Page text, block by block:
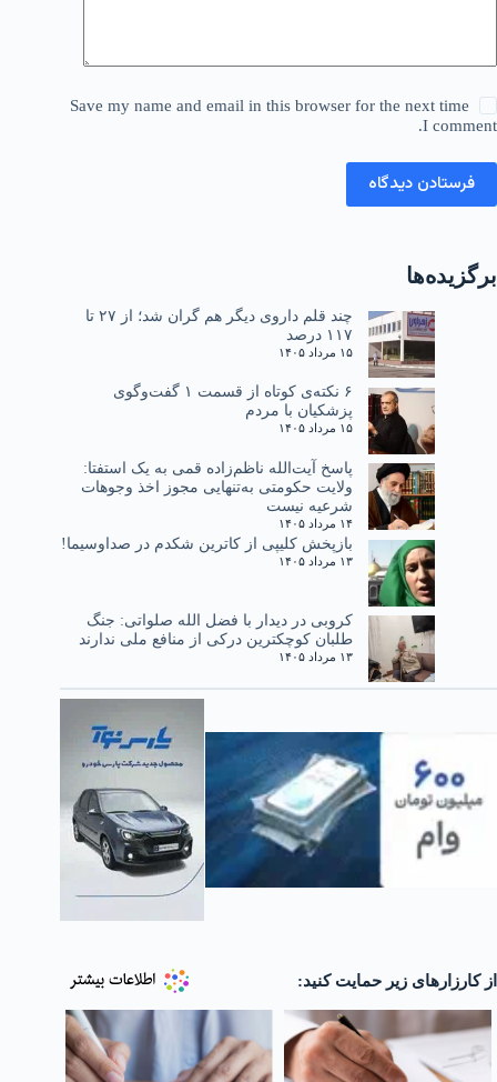
Save my name and email in this browser for the next time
I comment.
فرستادن دیدگاه
برگزیده‌ها
چند قلم داروی دیگر هم گران شد؛ از ۲۷ تا
۱۱۷ درصد
۱۵ مرداد ۱۴۰۵
۶ نکته‌ی کوتاه از قسمت ۱ گفت‌وگوی
پزشکیان با مردم
۱۵ مرداد ۱۴۰۵
پاسخ آیت‌الله ناظم‌زاده قمی به یک استفتا:
ولایت حکومتی به‌تنهایی مجوز اخذ وجوهات
شرعیه نیست
۱۴ مرداد ۱۴۰۵
بازپخش کلیپی از کاترین شکدم در صداوسیما!
۱۳ مرداد ۱۴۰۵
کروبی در دیدار با فضل الله صلواتی: جنگ
طلبان کوچکترین درکی از منافع ملی ندارند
۱۳ مرداد ۱۴۰۵
از کارزارهای زیر حمایت کنید: